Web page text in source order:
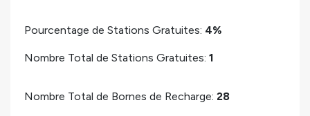
Pourcentage de Stations Gratuites: 4%
Nombre Total de Stations Gratuites: 1
Nombre Total de Bornes de Recharge: 28